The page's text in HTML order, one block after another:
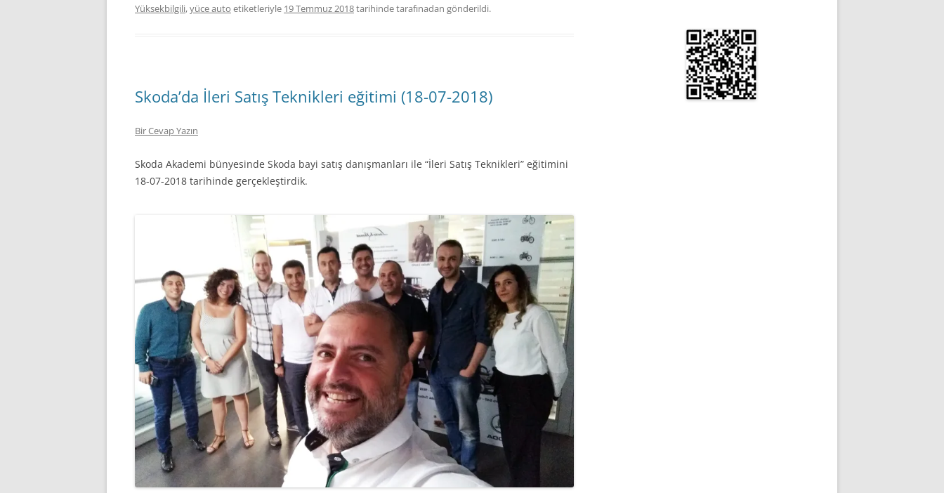
Yüksekbilgili,yüce auto etiketleriyle 19 Temmuz 2018tarihindetarafınadan gönderildi.
Skoda’da İleri Satış Teknikleri eğitimi (18-07-2018)
Bir Cevap Yazın
Skoda Akademi bünyesinde Skoda bayi satış danışmanları ile “İleri Satış Teknikleri” eğitimini
18-07-2018 tarihinde gerçekleştirdik.